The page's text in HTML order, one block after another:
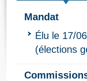
Mandat
Élu le 17/
(élections